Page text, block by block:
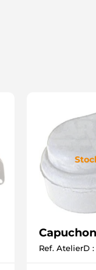
Ref. AtelierD :